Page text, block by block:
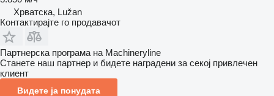
Хрватска, Lužan
Контактирајте го продавачот
Партнерска програма на Machineryline
Станете наш партнер и бидете наградени за секој привлечен
клиент
Видете ја понудата